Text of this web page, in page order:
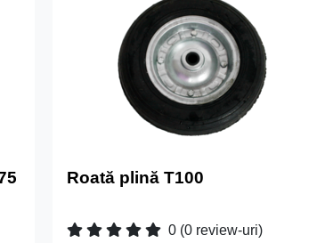
Roată plină T100
0 (0 review-uri)